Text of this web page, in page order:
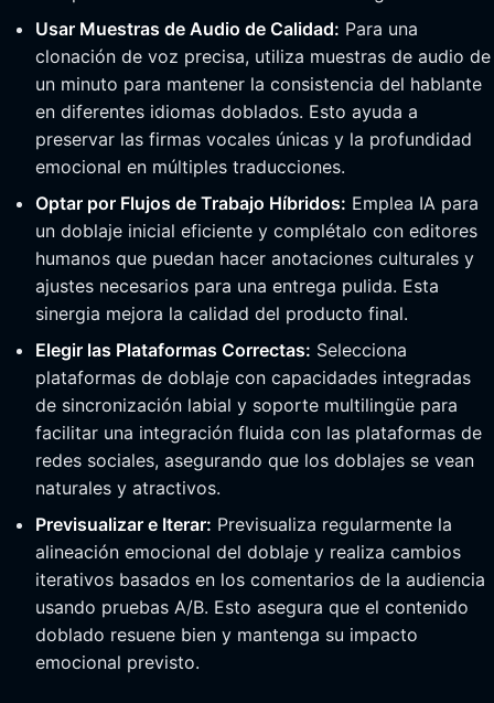
Usar Muestras de Audio de Calidad: Para una
clonación de voz precisa, utiliza muestras de audio de
un minuto para mantener la consistencia del hablante
en diferentes idiomas doblados. Esto ayuda a
preservar las firmas vocales únicas y la profundidad
emocional en múltiples traducciones.
Optar por Flujos de Trabajo Híbridos: Emplea IA para
un doblaje inicial eficiente y complétalo con editores
humanos que puedan hacer anotaciones culturales y
ajustes necesarios para una entrega pulida. Esta
sinergia mejora la calidad del producto final.
Elegir las Plataformas Correctas: Selecciona
plataformas de doblaje con capacidades integradas
de sincronización labial y soporte multilingüe para
facilitar una integración fluida con las plataformas de
redes sociales, asegurando que los doblajes se vean
naturales y atractivos.
Previsualizar e Iterar: Previsualiza regularmente la
alineación emocional del doblaje y realiza cambios
iterativos basados en los comentarios de la audiencia
usando pruebas A/B. Esto asegura que el contenido
doblado resuene bien y mantenga su impacto
emocional previsto.